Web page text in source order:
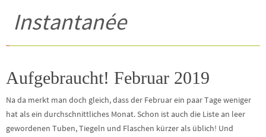
Instantanée
Aufgebraucht! Februar 2019
Na da merkt man doch gleich, dass der Februar ein paar Tage weniger
hat als ein durchschnittliches Monat. Schon ist auch die Liste an leer
gewordenen Tuben, Tiegeln und Flaschen kürzer als üblich! Und